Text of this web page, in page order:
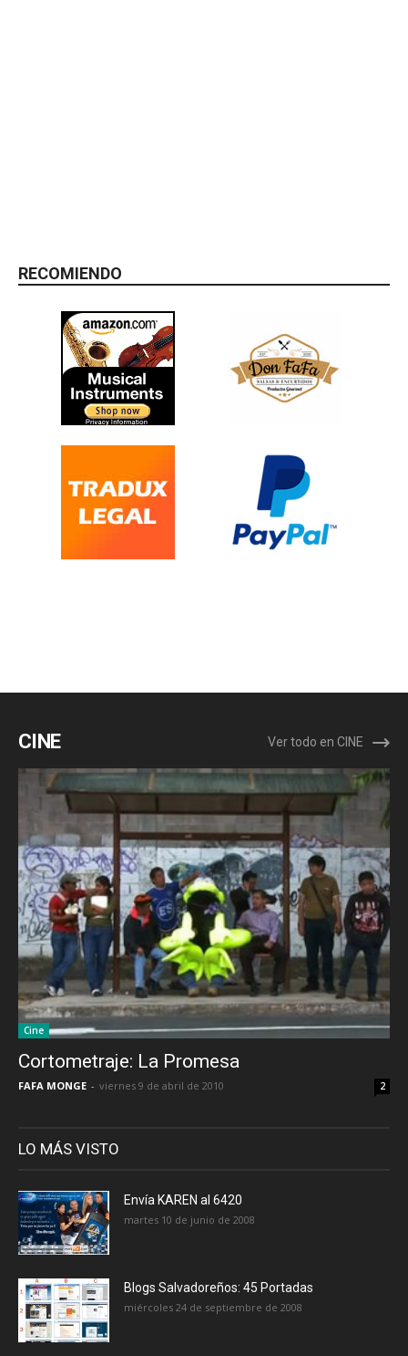
RECOMIENDO
CINE Ver todo en CINE
Cine
Cortometraje: La Promesa
FAFA MONGE - viernes 9 de abril de 2010 2
LO MÁS VISTO
Envía KAREN al 6420
martes 10 de junio de 2008
Blogs Salvadoreños: 45 Portadas
miércoles 24 de septiembre de 2008